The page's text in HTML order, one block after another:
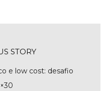
STORY
e low cost: desafio